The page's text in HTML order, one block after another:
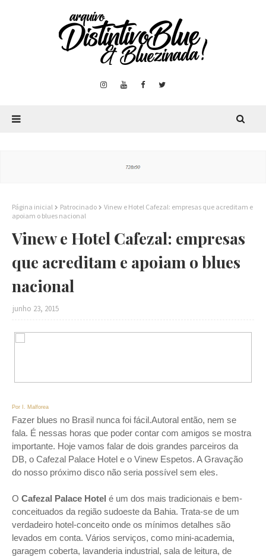
Página inicial Patrocinado
Vinew e Hotel Cafezal: empresas que acreditam e
apoiam o blues nacional
Vinew e Hotel Cafezal: empresas
que acreditam e apoiam o blues
nacional
junho 23, 2015
Por I. Malforea
Fazer blues no Brasil nunca foi fácil.Autoral então, nem se
fala. É nessas horas que poder contar com amigos se mostra
importante. Hoje vamos falar de dois grandes parceiros da
DB, o Cafezal Palace Hotel e o Vinew Espetos. A Gravação
do nosso próximo disco não seria possível sem eles.
O Cafezal Palace Hotel é um dos mais tradicionais e bem-
conceituados da região sudoeste da Bahia. Trata-se de um
verdadeiro hotel-conceito onde os mínimos detalhes são
levados em conta. Vários serviços, como mini-academia,
garagem coberta, lavanderia industrial, sala de leitura, de